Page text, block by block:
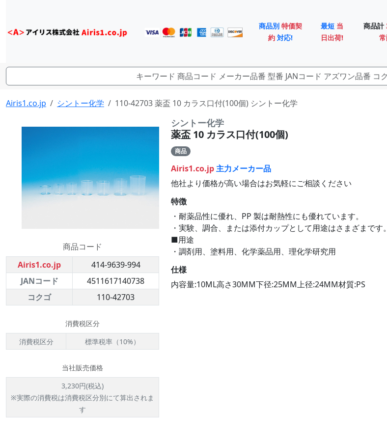
商品別 特価契
約 対応!
最短 当
日出荷!
商品計
Airis1.co.jp シントー化学 110-42703 薬盃 10 カラス口付(100個) シントー化学
商品コード
Airis1.co.jp
414-9639-994
JANコード
4511617140738
コクゴ
110-42703
消費税区分
消費税区分
標準税率（10%）
当社販売価格
3,230円(税込)
※実際の消費税は消費税区分別にて算出されま
す
シントー化学
薬盃 10 カラス口付(100個)
商品
Airis1.co.jp主力メーカー品
他社より価格が高い場合はお気軽にご相談ください
特徴
・耐薬品性に優れ、PP 製は耐熱性にも優れています。
・実験、調合、または添付カップとして用途はさまざまです。
■用途
・調剤用、塗料用、化学薬品用、理化学研究用
仕様
内容量:10ML高さ30MM下径:25MM上径:24MM材質:PS